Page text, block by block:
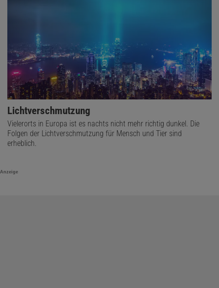
Lichtverschmutzung
Vielerorts in Europa ist es nachts nicht mehr richtig dunkel. Die
Folgen der Lichtverschmutzung für Mensch und Tier sind
erheblich.
Anzeige